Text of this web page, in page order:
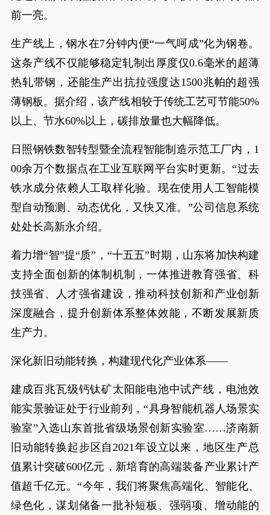
前一亮。
生产线上，钢水在7分钟内便“一气呵成”化为钢卷。
这条产线不仅能够稳定轧制出厚度仅0.6毫米的超薄
热轧带钢，还能生产出抗拉强度达1500兆帕的超强
薄钢板。据介绍，该产线相较于传统工艺可节能50%
以上、节水60%以上，碳排放量也大幅降低。
日照钢铁数智转型暨全流程智能制造示范工厂内，1
00余万个数据点在工业互联网平台实时更新。“过去
铁水成分依赖人工取样化验。现在使用人工智能模
型自动预测、动态优化，又快又准。”公司信息系统
处处长高新永介绍。
着力增“智”提“质”，“十五五”时期，山东将加快构建
支持全面创新的体制机制，一体推进教育强省、科
技强省、人才强省建设，推动科技创新和产业创新
深度融合，提升创新体系整体效能，不断发展新质
生产力。
深化新旧动能转换，构建现代化产业体系——
建成百兆瓦级钙钛矿太阳能电池中试产线，电池效
能实景验证处于行业前列，“具身智能机器人场景实
验室”入选山东首批省级场景创新实验室……济南新
旧动能转换起步区自2021年设立以来，地区生产总
值累计突破600亿元，新培育的高端装备产业累计产
值超千亿元。“今年，我们将聚焦高端化、智能化、
绿色化，谋划储备一批补短板、强弱项、增动能的